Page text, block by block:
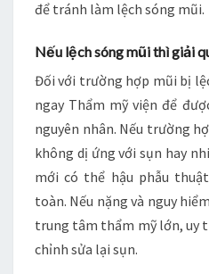
để tránh làm lệch sóng mũi.
Nếu lệch sóng mũi thì giải
Đối với trường hợp mũi bị
ngay Thẩm mỹ viện để
nguyên nhân. Nếu trường
không dị ứng với sụn hay
mới có thể hậu phẫu
toàn. Nếu nặng và nguy
trung tâm thẩm mỹ lớn, uy
chỉnh sửa lại sụn.